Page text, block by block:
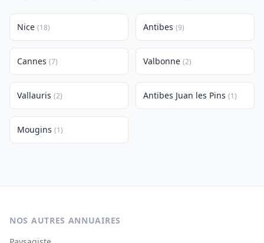
Nice (18) Antibes (9)
Cannes (7) Valbonne (2)
Vallauris (2) Antibes Juan les Pins (1)
Mougins (1)
NOS AUTRES ANNUAIRES